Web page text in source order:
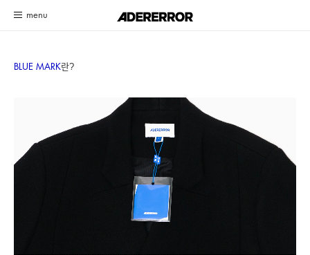
BLUE MARK란?
자세히 보기